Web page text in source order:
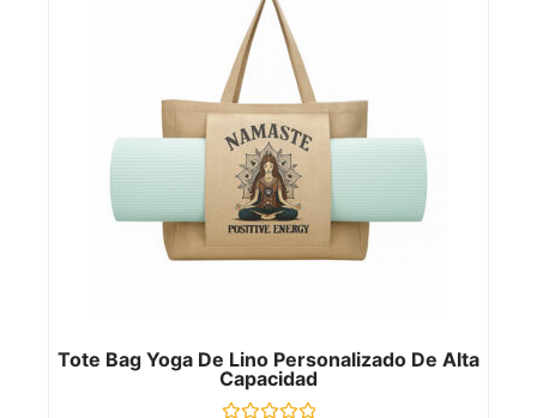
Tote Bag Yoga De Lino Personalizado De Alta
Capacidad